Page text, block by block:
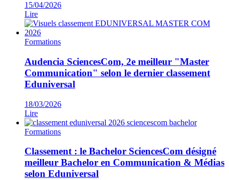
15/04/2026
Lire
Formations
Audencia SciencesCom, 2e meilleur "Master
Communication" selon le dernier classement
Eduniversal
18/03/2026
Lire
Formations
Classement : le Bachelor SciencesCom désigné
meilleur Bachelor en Communication & Médias
selon Eduniversal